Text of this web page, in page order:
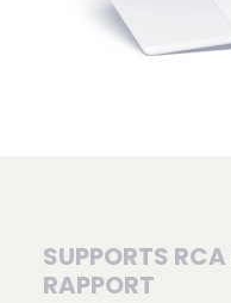
SUPPORTS
RAPPORT